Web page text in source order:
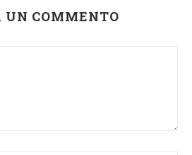
UN COMMENTO